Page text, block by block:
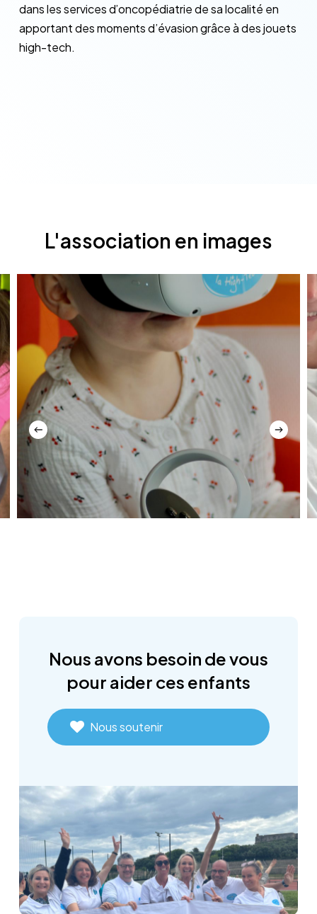
dans les services d’oncopédiatrie de sa localité en
apportant des moments d’évasion grâce à des jouets
high-tech.
L'association en images
Nous avons besoin devous
pour aider ces enfants
Nous soutenir